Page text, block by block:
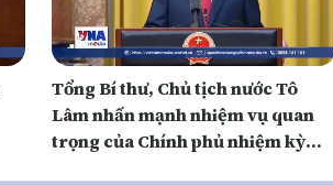
Tổng Bí thư, Chủ tịch nước Tô
Lâm nhấn mạnh nhiệm vụ quan
trọng của Chính phủ nhiệm kỳ